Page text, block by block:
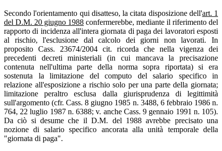
Secondo l'orientamento qui disatteso, la citata disposizione dell'art. 1
del D.M. 20 giugno 1988 confermerebbe, mediante il riferimento del
rapporto di incidenza all'intera giornata di paga dei lavoratori esposti
al rischio, l'esclusione dal calcolo dei giorni non lavorati. In
proposito Cass. 23674/2004 cit. ricorda che nella vigenza dei
precedenti decreti ministeriali (in cui mancava la precisazione
contenuta nell'ultima parte della norma sopra riportata) si era
sostenuta la limitazione del computo del salario specifico in
relazione all'esposizione a rischio solo per una parte della giornata;
limitazione peraltro esclusa dalla giurisprudenza di legittimità
sull'argomento (cfr. Cass. 8 giugno 1985 n. 3488, 6 febbraio 1986 n.
764, 22 luglio 1987 n. 6388; v. anche Cass. 9 gennaio 1991 n. 105).
Da ciò si desume che il D.M. del 1988 avrebbe precisato una
nozione di salario specifico ancorata alla unità temporale della
"giornata di paga".